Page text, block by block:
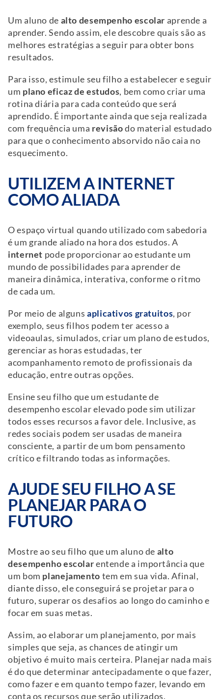
Um aluno de alto desempenho escolar aprende a
aprender. Sendo assim, ele descobre quais são as
melhores estratégias a seguir para obter bons
resultados.
Para isso, estimule seu filho a estabelecer e seguir
um plano eficaz de estudos, bem como criar uma
rotina diária para cada conteúdo que será
aprendido. É importante ainda que seja realizada
com frequência uma revisãodo material estudado
para que o conhecimento absorvido não caia no
esquecimento.
UTILIZEM A INTERNET
COMO ALIADA
O espaço virtual quando utilizado com sabedoria
é um grande aliado na hora dos estudos. A
internet pode proporcionar ao estudante um
mundo de possibilidades para aprender de
maneira dinâmica, interativa, conforme o ritmo
de cada um.
Por meio de alguns aplicativos gratuitos, por
exemplo, seus filhos podem ter acesso a
videoaulas, simulados, criar um plano de estudos,
gerenciar as horas estudadas, ter
acompanhamento remoto de profissionais da
educação, entre outras opções.
Ensine seu filho que um estudante de
desempenho escolar elevado pode sim utilizar
todos esses recursos a favor dele. Inclusive, as
redes sociais podem ser usadas de maneira
consciente, a partir de um bom pensamento
crítico e filtrando todas as informações.
AJUDE SEU FILHO A SE
PLANEJAR PARA O
FUTURO
Mostre ao seu filho que um aluno de alto
desempenho escolarentende a importância que
um bom planejamento tem em sua vida. Afinal,
diante disso, ele conseguirá se projetar para o
futuro, superar os desafios ao longo do caminho e
focar em suas metas.
Assim, ao elaborar um planejamento, por mais
simples que seja, as chances de atingir um
objetivo é muito mais certeira. Planejar nada mais
é do que determinar antecipadamente o que fazer,
como fazer e em quanto tempo fazer, levando em
conta os recursos que serão utilizados.